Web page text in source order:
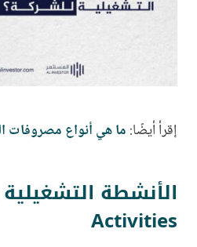
إقرأ أيضًا: ما هي أنواع مصروفات
الأنشطة التشغيلية
Activities